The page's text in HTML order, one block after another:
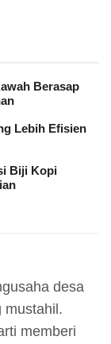
Berasap
Lebih Efisien
Biji Kopi
desa
mustahil.
memberi